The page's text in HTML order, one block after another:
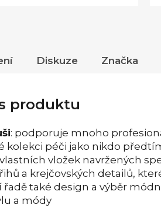
Diskuze Značka
produktu
: podporuje mnoho
kolekci péči jako nikdo
vložek navržených
a krejčovských detailů,
řadě také design a výběr
a módy